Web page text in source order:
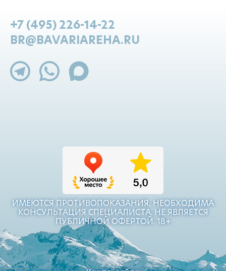
+7 (495) 226-14-22
BR@BAVARIAREHA.RU
ИМЕЮТСЯ ПРОТИВОПОКАЗАНИЯ, НЕОБХОДИМА
КОНСУЛЬТАЦИЯ СПЕЦИАЛИСТА. НЕ ЯВЛЯЕТСЯ
ПУБЛИЧНОЙ ОФЕРТОЙ. 18+